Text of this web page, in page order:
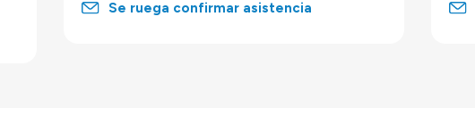
Se ruega confirmar asistencia